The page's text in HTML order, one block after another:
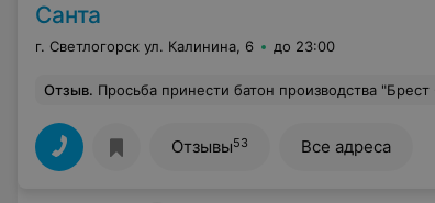
Санта
г. Светлогорск ул. Калинина, 6 до 23:00
Отзыв. Просьба принести батон производства "Брест -Литовск" (хлеб вылаживают, а батон предполагаю ждут пока реализуется продукция других производителей) к отдельной сотруднице
Отзывы53 Все адреса